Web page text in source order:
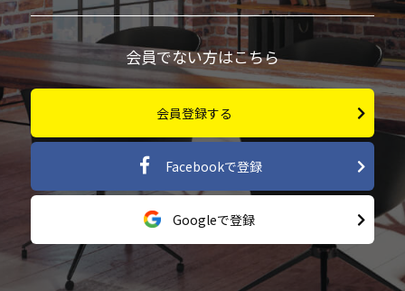
会員でない方はこちら
会員登録する
Facebookで登録
Googleで登録